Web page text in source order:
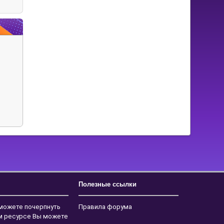
почерпнуть
ресурсе Вы можете
Полезные ссылки
Правила форума